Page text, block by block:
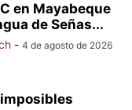
en Mayabeque
de Señas...
- 4 de agosto de 2026